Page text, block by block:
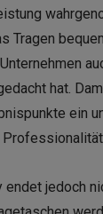
Tragen
hat.
ein
jedoch